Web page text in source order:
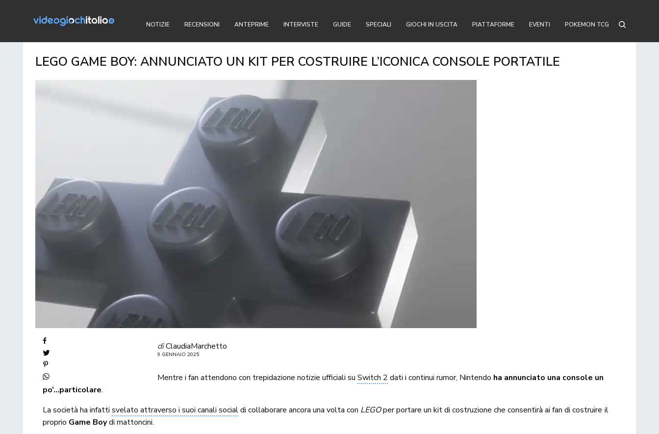
NOTIZIE RECENSIONI ANTEPRIME INTERVISTE GUIDE SPECIALI GIOCHI IN USCITA PIATTAFORME EVENTI POKEMON TCG
LEGO GAME BOY: ANNUNCIATO UN KIT PER COSTRUIRE L’ICONICA CONSOLE PORTATILE
diClaudiaMarchetto
9 GENNAIO 2025
Mentre i fan attendono con trepidazione notizie ufficiali suSwitch 2 dati i continui rumor, Nintendo ha annunciato una console un
po’…particolare.
La società ha infattisvelato attraverso i suoi canali socialdi collaborare ancora una volta con LEGOper portare un kit di costruzione che consentirà ai fan di costruire il
proprio Game Boydi mattoncini.